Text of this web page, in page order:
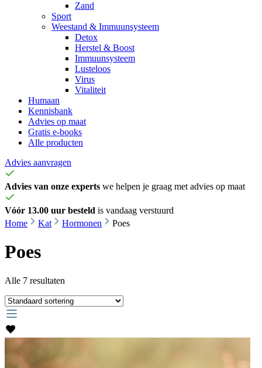
Zand
Sport
Weestand & Immuunsysteem
Detox
Herstel & Boost
Immuunsysteem
Lusteloos
Virus
Vitaliteit
Humaan
Kennisbank
Advies op maat
Gratis e-books
Alle producten
Advies aanvragen
Advies van onze experts we helpen je graag met advies op maat
Vóór 13.00 uur besteld is vandaag verstuurd
Home
Kat Hormonen Poes
Poes
Alle 7 resultaten